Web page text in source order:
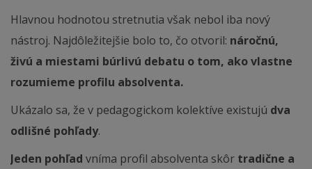
Hlavnou hodnotou stretnutia však nebol iba nový
nástroj. Najdôležitejšie bolo to, čo otvoril: náročnú,
živú a miestami búrlivú debatu o tom, ako vlastne
rozumieme profilu absolventa.
Ukázalo sa, že v pedagogickom kolektíve existujú dva
odlišné pohľady.
Jeden pohľad vníma profil absolventa skôr tradične a